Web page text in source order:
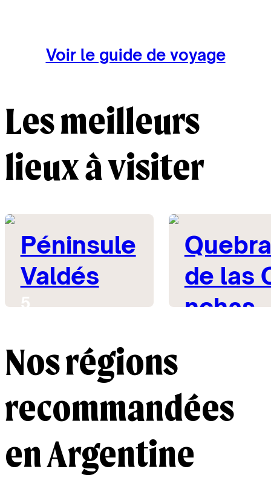
Voir le guide de voyage
Les meilleurs
lieux à visiter
Péninsule
Valdés
5
de las
nchas
Nos régions
recommandées
en Argentine